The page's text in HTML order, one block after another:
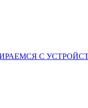
С